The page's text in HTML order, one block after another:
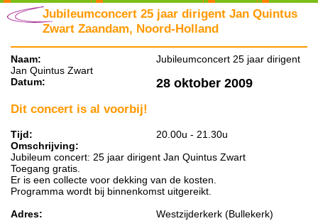
Jubileumconcert 25 jaar dirigent Jan Quintus
Zwart Zaandam, Noord-Holland
Naam:
Jubileumconcert 25 jaar dirigent
Jan Quintus Zwart
Datum:
28 oktober 2009
Dit concert is al voorbij!
Tijd:
20.00u - 21.30u
Omschrijving:
Jubileum concert: 25 jaar dirigent Jan Quintus Zwart
Toegang gratis.
Er is een collecte voor dekking van de kosten.
Programma wordt bij binnenkomst uitgereikt.
Adres:
Westzijderkerk (Bullekerk)